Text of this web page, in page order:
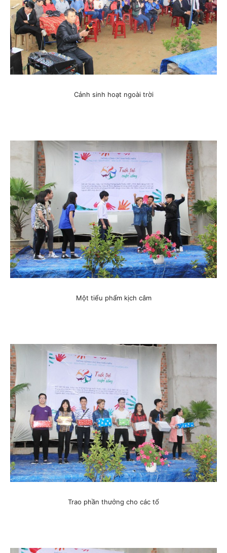
Cảnh sinh hoạt ngoài trời
Một tiểu phẩm kịch câm
Trao phần thưởng cho các tổ